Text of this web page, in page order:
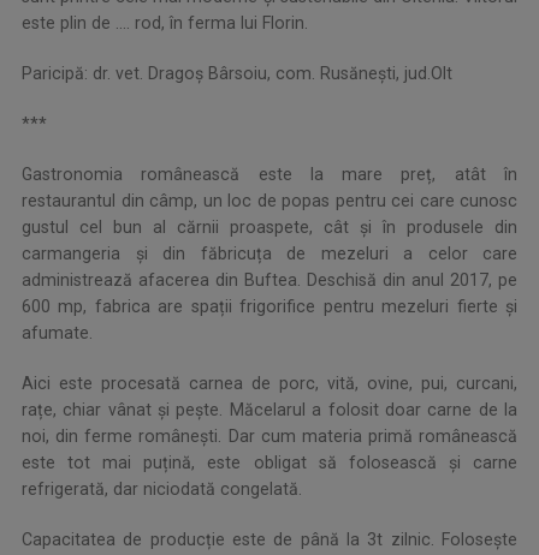
este plin de .... rod, în ferma lui Florin.
Paricipă: dr. vet. Dragoș Bârsoiu, com. Rusănești, jud.Olt
***
Gastronomia românească este la mare preț, atât în
restaurantul din câmp, un loc de popas pentru cei care cunosc
gustul cel bun al cărnii proaspete, cât și în produsele din
carmangeria și din făbricuța de mezeluri a celor care
administrează afacerea din Buftea. Deschisă din anul 2017, pe
600 mp, fabrica are spații frigorifice pentru mezeluri fierte și
afumate.
Aici este procesată carnea de porc, vită, ovine, pui, curcani,
rațe, chiar vânat și pește. Măcelarul a folosit doar carne de la
noi, din ferme românești. Dar cum materia primă românească
este tot mai puțină, este obligat să folosească și carne
refrigerată, dar niciodată congelată.
Capacitatea de producție este de până la 3t zilnic. Folosește